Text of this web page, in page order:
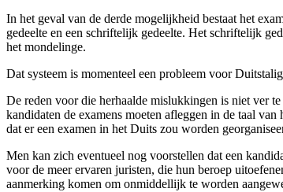
In het geval van de derde mogelijkheid bestaat het
gedeelte en een schriftelijk gedeelte. Het schriftelijk
het mondelinge.
Dat systeem is momenteel een probleem voor
De reden voor die herhaalde mislukkingen is niet ver
kandidaten de examens moeten afleggen in de taal
dat er een examen in het Duits zou worden
Men kan zich eventueel nog voorstellen dat een
voor de meer ervaren juristen, die hun beroep
aanmerking komen om onmiddellijk te worden